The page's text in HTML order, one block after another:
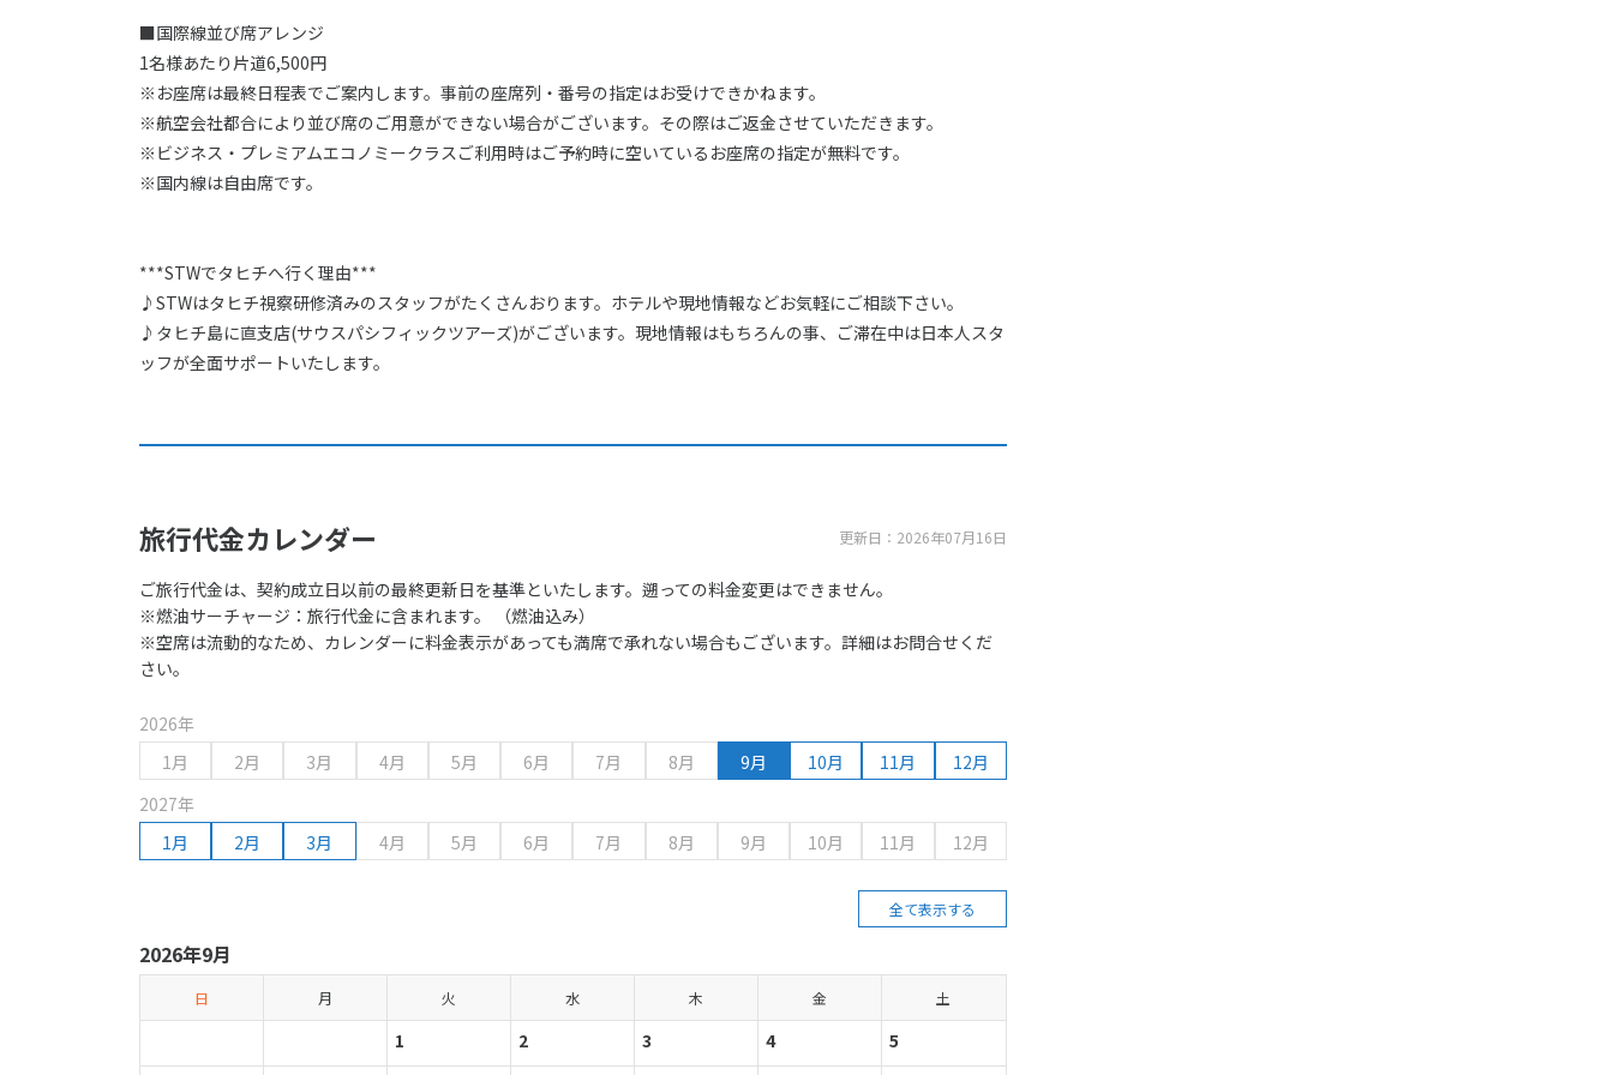
■国際線並び席アレンジ
1名様あたり片道6,500円
※お座席は最終日程表でご案内します。事前の座席列・番号の指定はお受けできかねます。
※航空会社都合により並び席のご用意ができない場合がございます。その際はご返金させていただきます。
※ビジネス・プレミアムエコノミークラスご利用時はご予約時に空いているお座席の指定が無料です。
※国内線は自由席です。
***STWでタヒチへ行く理由***
♪STWはタヒチ視察研修済みのスタッフがたくさんおります。ホテルや現地情報などお気軽にご相談下さい。
♪タヒチ島に直支店(サウスパシフィックツアーズ)がございます。現地情報はもちろんの事、ご滞在中は日本人スタ
ッフが全面サポートいたします。
旅行代金カレンダー 更新日：2026年07月16日
ご旅行代金は、契約成立日以前の最終更新日を基準といたします。遡っての料金変更はできません。
※燃油サーチャージ：旅行代金に含まれます。 （燃油込み）
※空席は流動的なため、カレンダーに料金表示があっても満席で承れない場合もございます。詳細はお問合せくだ
さい。
2026年
1月
2月 3月 4月 5月 6月 7月 8月 9月 10月 11月
12月
2027年
1月
2月 3月 4月 5月 6月 7月 8月 9月 10月 11月 12月
全て表示する
2026年9月
日 月 火 水 木 金 土
1 2 3 4
5